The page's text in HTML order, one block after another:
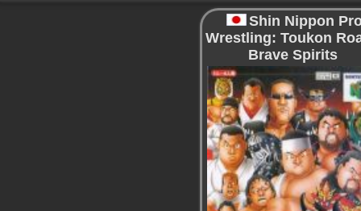
Shin Nippon
Wrestling: Toukon
Brave Spirits